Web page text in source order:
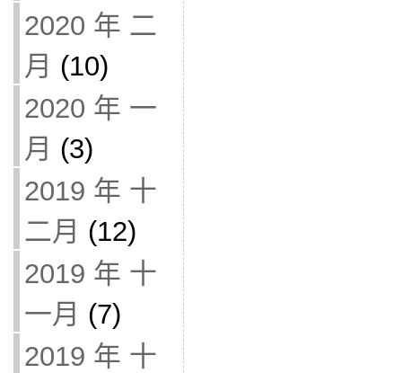
2020 年 二
月 (10)
2020 年 一
月 (3)
2019 年 十
二月 (12)
2019 年 十
一月 (7)
2019 年 十